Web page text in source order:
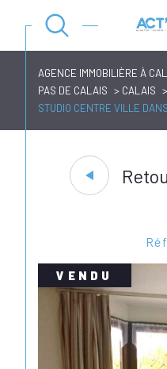
AGENCE IMMOBILIÈRE À
PAS DE CALAIS
CALAIS
STUDIO CENTRE VILLE
VENDU